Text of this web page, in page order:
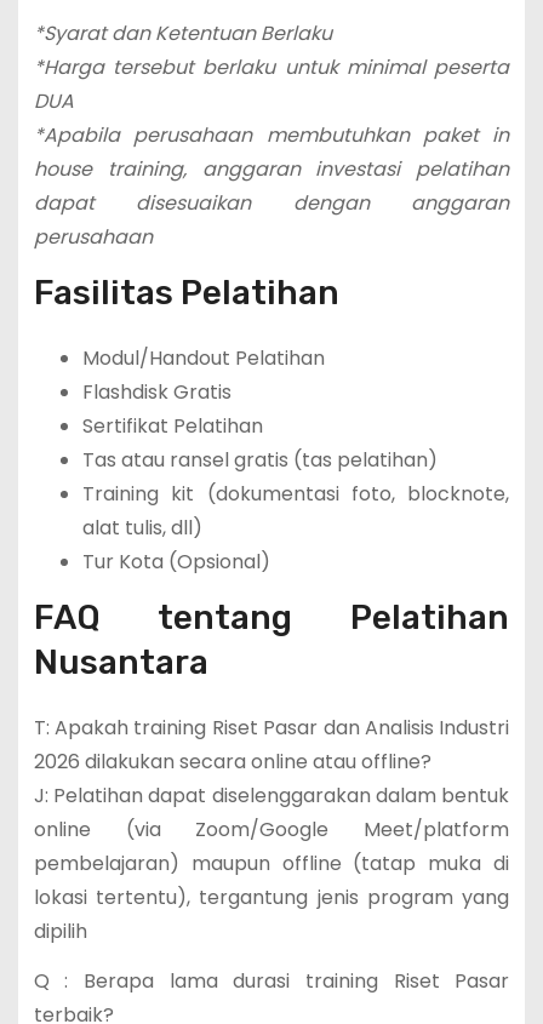
*Syarat dan Ketentuan Berlaku
*Harga tersebut berlaku untuk minimal peserta
DUA
*Apabila perusahaan membutuhkan paket in
house training, anggaran investasi pelatihan
dapat disesuaikan dengan anggaran
perusahaan
Fasilitas Pelatihan
Modul/Handout Pelatihan
Flashdisk Gratis
Sertifikat Pelatihan
Tas atau ransel gratis (tas pelatihan)
Training kit (dokumentasi foto, blocknote,
alat tulis, dll)
Tur Kota (Opsional)
FAQ tentang Pelatihan
Nusantara
T: Apakah training Riset Pasar dan Analisis Industri
2026 dilakukan secara online atau offline?
J: Pelatihan dapat diselenggarakan dalam bentuk
online (via Zoom/Google Meet/platform
pembelajaran) maupun offline (tatap muka di
lokasi tertentu), tergantung jenis program yang
dipilih
Q : Berapa lama durasi training Riset Pasar
terbaik?